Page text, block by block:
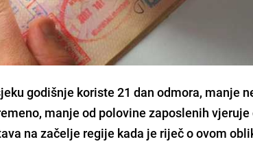
godišnje koriste 21 dan odmora, manje
manje od polovine zaposlenih vjeruje
na začelje regije kada je riječ o ovom